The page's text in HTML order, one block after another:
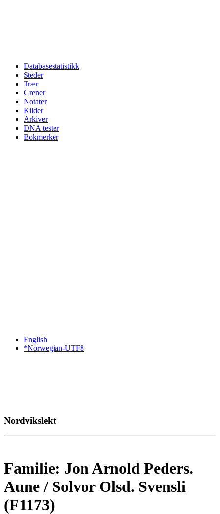
Databasestatistikk
Steder
Trær
Grener
Notater
Kilder
Arkiver
DNA tester
Bokmerker
English
*Norwegian-UTF8
Nordvikslekt
Familie: Jon Arnold Peders.
Aune / Solvor Olsd. Svensli
(F1173)